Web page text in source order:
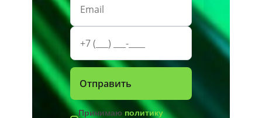
Принимаю политику